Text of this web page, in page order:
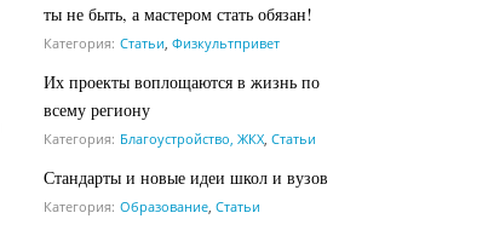
ты не быть, а мастером стать обязан!
Категория: Статьи Физкультпривет
Их проекты воплощаются в жизнь по
всему региону
Категория: Благоустройство, ЖКХ Статьи
Стандарты и новые идеи школ и вузов
Категория: Образование Статьи